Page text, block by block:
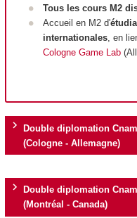
Tous les cours M2
Accueil en M2 d'
internationales, en
Cologne Game Lab
Double diplomation
(Cologne - Allemagne)
Double diplomation
(Montréal - Canada)